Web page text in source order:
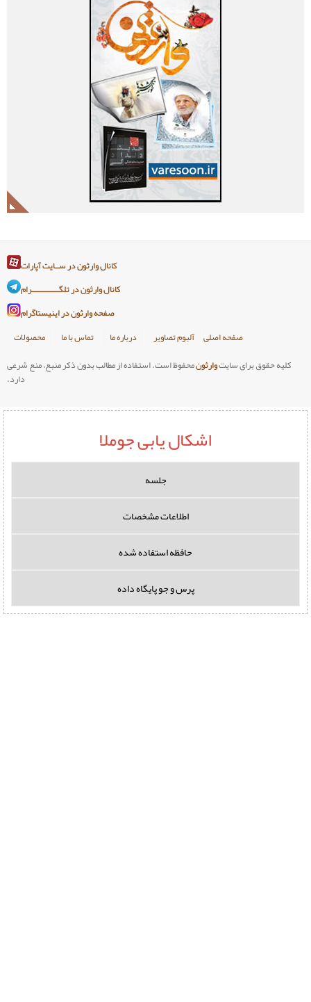
کانال وارثون در ســایت آپارات
کانال وارثون در تلگـــــــــــــرام
صفحه وارثون در اینیستاگرام
درباره ما تماس با ما
محصولات
وارثونمحفوظ است. استفاده از مطالب بدون ذکر منبع، منع شرعی
اشکال یابی جوملا